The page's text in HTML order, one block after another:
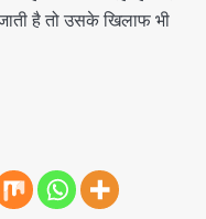
है तो उसके खिलाफ भी